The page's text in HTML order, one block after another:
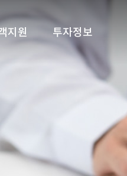
지원 투자정보